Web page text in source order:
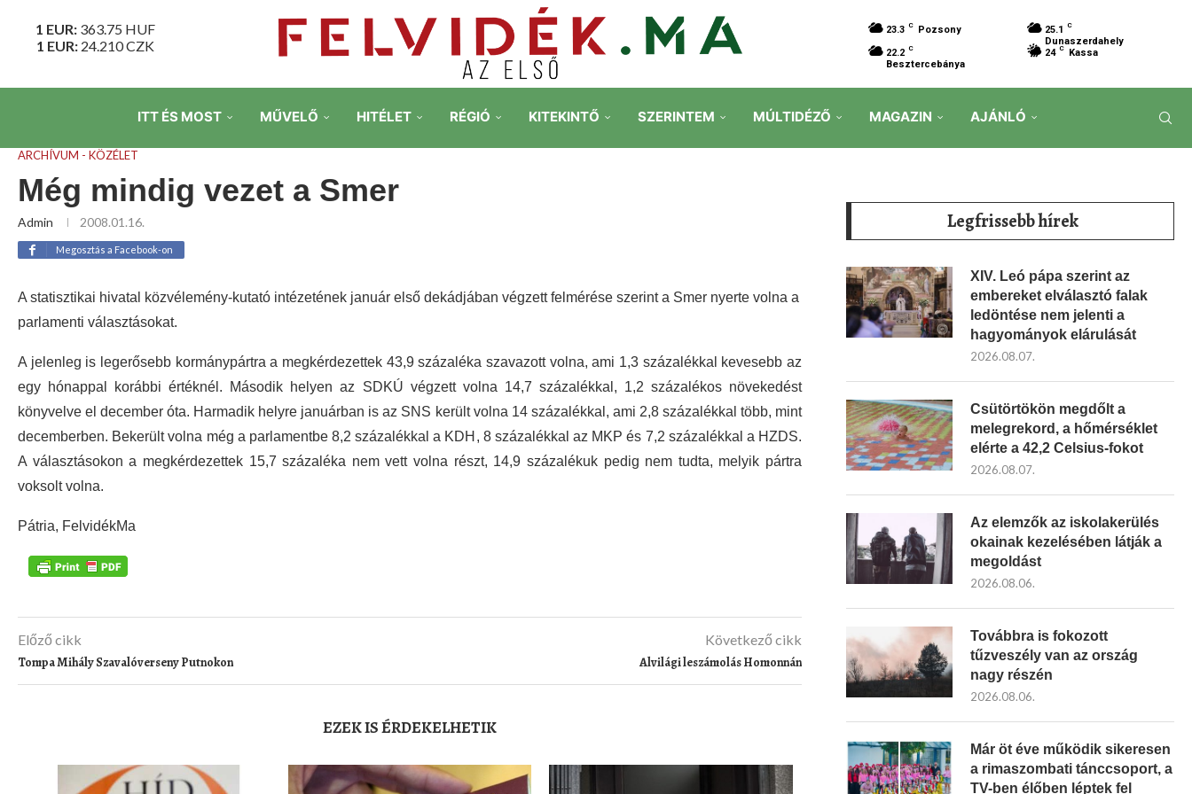
1 EUR: 363.75 HUF
1 EUR: 24.210CZK
23.3 C Pozsony 25.1 C
Dunaszerdahely
22.2 C
Besztercebánya
24 C Kassa
ITT ÉS MOST MŰVELŐ HITÉLET RÉGIÓ KITEKINTŐ SZERINTEM MÚLTIDÉZŐ MAGAZIN AJÁNLÓ
ARCHÍVUM - KÖZÉLET
Még mindig vezet a Smer
Admin 2008.01.16.
Megosztás a Facebook-on
A statisztikai hivatal közvélemény-kutató intézetének január első dekádjában végzett felmérése szerint a Smer nyerte volna a
parlamenti választásokat.
A jelenleg is legerősebb kormánypártra a megkérdezettek 43,9 százaléka szavazott volna, ami 1,3 százalékkal kevesebb az
egy hónappal korábbi értéknél. Második helyen az SDKÚ végzett volna 14,7 százalékkal, 1,2 százalékos növekedést
könyvelve el december óta. Harmadik helyre januárban is az SNS került volna 14 százalékkal, ami 2,8 százalékkal több, mint
decemberben. Bekerült volna még a parlamentbe 8,2 százalékkal a KDH, 8 százalékkal az MKP és 7,2 százalékkal a HZDS.
A választásokon a megkérdezettek 15,7 százaléka nem vett volna részt, 14,9 százalékuk pedig nem tudta, melyik pártra
voksolt volna.
Pátria, FelvidékMa
Előző cikk
Tompa Mihály Szavalóverseny Putnokon
Következő cikk
Alvilági leszámolás Homonnán
EZEK IS ÉRDEKELHETIK
Legfrissebb hírek
XIV. Leó pápa szerint az
embereket elválasztó falak
ledöntése nem jelenti a
hagyományok elárulását
2026.08.07.
Csütörtökön megdőlt a
melegrekord, a hőmérséklet
elérte a 42,2 Celsius-fokot
2026.08.07.
Az elemzők az iskolakerülés
okainak kezelésében látják a
megoldást
2026.08.06.
Továbbra is fokozott
tűzveszély van az ország
nagy részén
2026.08.06.
Már öt éve működik sikeresen
a rimaszombati tánccsoport, a
TV-ben élőben léptek fel